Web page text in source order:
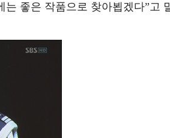
는 좋은 작품으로 찾아뵙겠다”고